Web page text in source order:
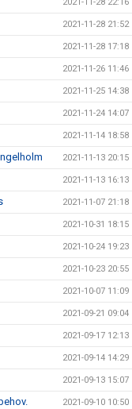
2021-11-28 21:52
2021-11-28 17:18
2021-11-26 11:46
2021-11-25 14:38
2021-11-24 14:07
2021-11-14 18:58
2021-11-13 20:15
2021-11-13 16:13
2021-11-07 21:18
2021-10-31 18:15
2021-10-24 19:23
2021-10-23 20:55
2021-10-07 11:09
2021-09-21 09:04
2021-09-17 12:13
2021-09-14 14:29
2021-09-13 15:07
2021-09-10 10:50